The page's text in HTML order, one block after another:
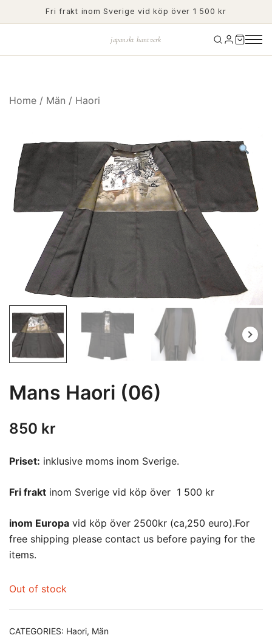
to
Fri frakt inom Sverige vid köp över 1 500 kr
japanskt hantverk
Home / Män / Haori
Mans Haori (06)
850 kr
Priset: inklusive moms inom Sverige.
Fri frakt inom Sverige vid köp över 1 500 kr
inom Europa vid köp över 2500kr (ca,250 euro).For
free shipping please contact us before paying for the
items.
Out of stock
CATEGORIES: Haori, Män